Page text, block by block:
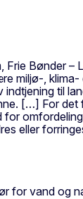
Bønder
miljø-,
til
[…] For
eller
vand og